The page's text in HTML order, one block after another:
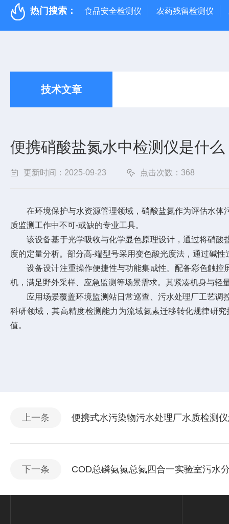
热门搜索： 食品安全检测仪 农药残留检测仪
技术文章
便携硝酸盐氮水中检测仪是什么
更新时间：2025-09-23 点击次数：368
在环境保护与水资源管理领域，硝酸盐氮作为评估水体
质监测工作中不可-或缺的专业工具。
该设备基于光学吸收与化学显色原理设计，通过将硝酸
度的定量分析。部分高-端型号采用变色酸光度法，通过碱
设备设计注重操作便捷性与功能集成性。配备彩色触控
机，满足野外采样、应急监测等场景需求。其紧凑机身与
应用场景覆盖环境监测站日常巡查、污水处理厂工艺调
科研领域，其高精度检测能力为流域氮素迁移转化规律研
值。
上一条 便携式水污染物污水处理厂水质检测
下一条 COD总磷氨氮总氮四合一实验室污水